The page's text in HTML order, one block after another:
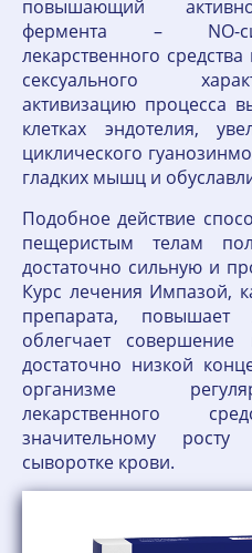
повышающий
фермента – NO-
лекарственного
сексуального
активизацию процесса
клетках эндотелия,
циклического
гладких мышц и
Подобное действие
пещеристым телам
достаточно сильную и
Курс лечения Импазой,
препарата,
облегчает
достаточно низкой
организме
лекарственного
значительному
сыворотке крови.